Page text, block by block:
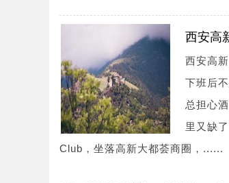
西安高
西安高
下班后
总担心
里又缺
Club，坐落高新大都荟商圈，......